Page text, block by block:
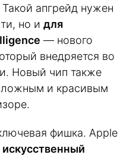
Такой апгрейд нужен
но и для
— нового
внедряется во
Новый чип также
и красивым
фишка. Apple
искусственный